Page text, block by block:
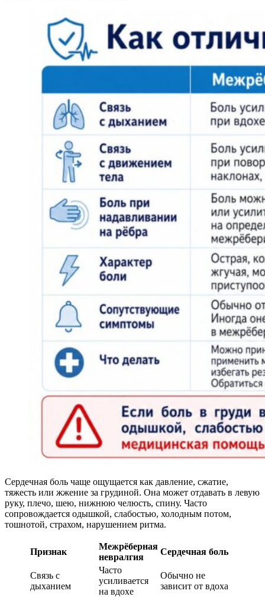
Сердечная боль чаще ощущается как давление, сжатие,
тяжесть или жжение за грудиной. Она может отдавать в левую
руку, плечо, шею, нижнюю челюсть, спину. Часто
сопровождается одышкой, слабостью, холодным потом,
тошнотой, страхом, нарушением ритма.
Признак
Межрёберная
невралгия
Сердечная боль
Связь с
дыханием
Часто
усиливается
на вдохе
Обычно не
зависит от вдоха